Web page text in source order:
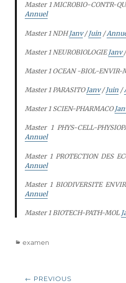
Master 1 MICROBIO-CONTR-
Annuel
Master 1 NDHJanv/Juin /
Master 1 NEUROBIOLOGIEJanv
Master 1 OCEAN -BIOL-ENVIR-
Master 1 PARASITOJanv/Juin /
Master 1 SCIEN-PHARMACO
Master 1 PHYS-CELL-
Annuel
Master 1 PROTECTION DES
Annuel
Master 1 BIODIVERSITE
Annuel
Master 1 BIOTECH-PATH-MOL
Categories
examen
Post
← PREVIOUS